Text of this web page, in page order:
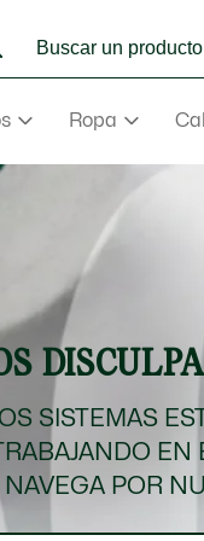
Ropa
SISTEMAS
NAVEGA POR